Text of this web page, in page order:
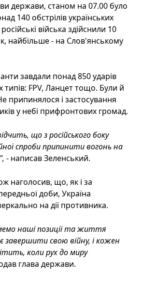
держави, станом на 07.00 було
140 обстрілів українських
війська здійснили 10
найбільше - на Слов'янському
завдали понад 850 ударів
типів: FPV, Ланцет тощо. Були й
припинялося і застосування
у небі прифронтових громад.
що з російського боку
спроби припинити вогонь на
- написав Зеленський.
наголосив, що, як і за
доби, Україна
на дії противника.
наші позиції та життя
завершити свою війну, і кожен
коли рух до миру
глава держави.